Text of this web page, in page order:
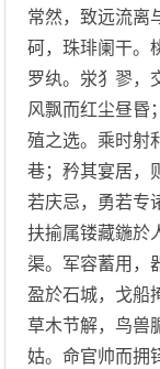
常然，致远流离
砢，珠琲阑干。
罗纨。泶犭翏，
风飘而红尘昼昬
殖之选。乘时射
巷；矜其宴居，
若庆忌，勇若专
扶揄属镂藏鍦於
渠。军容蓄用，
盈於石城，戈
草木节解，鸟兽
姑。命官帅而拥